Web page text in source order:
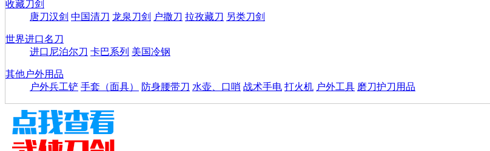
收藏刀剑
唐刀汉剑 中国清刀 龙泉刀剑 户撒刀 拉孜藏刀 另类刀剑
世界进口名刀
进口尼泊尔刀 卡巴系列 美国冷钢
其他户外用品
户外兵工铲 手套（面具） 防身腰带刀 水壶、口哨 战术手电 打火机 户外工具 磨刀护刀用品